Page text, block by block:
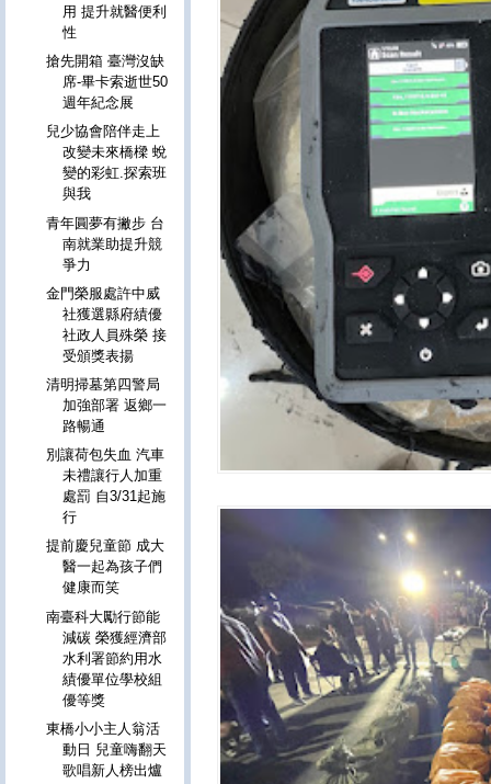
用 提升就醫便利
性
搶先開箱 臺灣沒缺
席-畢卡索逝世50
週年紀念展
兒少協會陪伴走上
改變未來橋樑 蛻
變的彩虹.探索班
與我
青年圓夢有撇步 台
南就業助提升競
爭力
金門榮服處許中威
社獲選縣府績優
社政人員殊榮 接
受頒獎表揚
清明掃墓第四警局
加強部署 返鄉一
路暢通
別讓荷包失血 汽車
未禮讓行人加重
處罰 自3/31起施
行
提前慶兒童節 成大
醫一起為孩子們
健康而笑
南臺科大勵行節能
減碳 榮獲經濟部
水利署節約用水
績優單位學校組
優等獎
東橋小小主人翁活
動日 兒童嗨翻天
歌唱新人榜出爐